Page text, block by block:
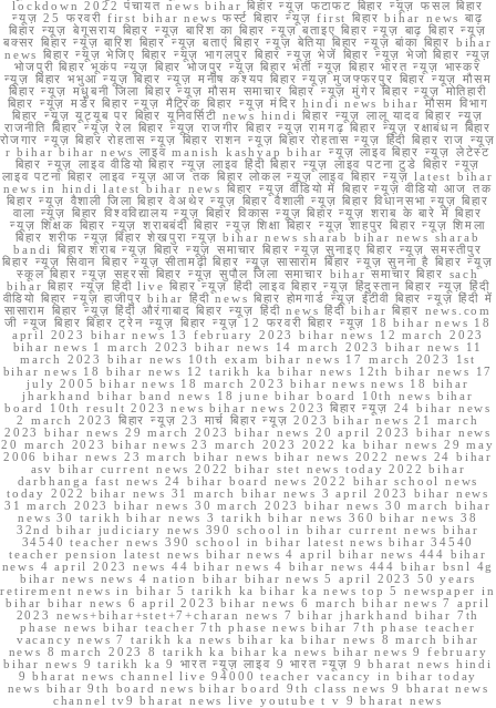
lockdown 2022 पंचायत news bihar बिहार न्यूज़ फटाफट बिहार न्यूज़ फसल बिहार
न्यूज़ 25 फरवरी first bihar news फर्स्ट बिहार न्यूज़ first बिहार bihar news बाढ़
बिहार न्यूज़ बेगूसराय बिहार न्यूज़ बारिश का बिहार न्यूज़ बताइए बिहार न्यूज़ बाढ़ बिहार न्यूज़
बक्सर बिहार न्यूज़ बारिश बिहार न्यूज़ बताएं बिहार न्यूज़ बेतिया बिहार न्यूज़ बांका बिहार bihar
news बिहार न्यूज़ भेजिए बिहार न्यूज़ भागलपुर बिहार न्यूज़ भेजें बिहार न्यूज़ भेजो बिहार न्यूज़
भोजपुरी बिहार भूकंप न्यूज़ बिहार भोजपुर न्यूज़ बिहार भर्ती न्यूज़ बिहार भारत न्यूज़ भास्कर
न्यूज़ बिहार भभुआ न्यूज़ बिहार न्यूज़ मनीष कश्यप बिहार न्यूज़ मुजफ्फरपुर बिहार न्यूज़ मौसम
बिहार न्यूज़ मधुबनी जिला बिहार न्यूज़ मौसम समाचार बिहार न्यूज़ मुंगेर बिहार न्यूज़ मोतिहारी
बिहार न्यूज़ मर्डर बिहार न्यूज़ मैट्रिक बिहार न्यूज़ मंदिर hindi news bihar मौसम विभाग
बिहार न्यूज़ यूट्यूब पर बिहार यूनिवर्सिटी news hindi बिहार न्यूज़ लालू यादव बिहार न्यूज़
राजनीति बिहार न्यूज़ रेल बिहार न्यूज़ राजगीर बिहार न्यूज़ रामगढ़ बिहार न्यूज़ रक्षाबंधन बिहार
रोजगार न्यूज़ बिहार रोहतास न्यूज़ बिहार राशन न्यूज़ बिहार रोहतास न्यूज़ हिंदी बिहार राज न्यूज़
r bihar bihar news लाइव manish kashyap bihar न्यूज़ लाइव बिहार न्यूज़ लेटेस्ट
बिहार न्यूज़ लाइव वीडियो बिहार न्यूज़ लाइव हिंदी बिहार न्यूज़ लाइव पटना टुडे बिहार न्यूज़
लाइव पटना बिहार लाइव न्यूज़ आज तक बिहार लोकल न्यूज़ लाइव बिहार न्यूज़ latest bihar
news in hindi latest bihar news बिहार न्यूज़ वीडियो में बिहार न्यूज़ वीडियो आज तक
बिहार न्यूज़ वैशाली जिला बिहार वेअथेर न्यूज़ बिहार वैशाली न्यूज़ बिहार विधानसभा न्यूज़ बिहार
वाला न्यूज़ बिहार विश्वविद्यालय न्यूज़ बिहार विकास न्यूज़ बिहार न्यूज़ शराब के बारे में बिहार
न्यूज़ शिक्षक बिहार न्यूज़ शराबबंदी बिहार न्यूज़ शिक्षा बिहार न्यूज़ शाहपुर बिहार न्यूज़ शिमला
बिहार शरीफ न्यूज़ बिहार शेखपुरा न्यूज़ bihar news sharab bihar news sharab
bandi बिहार शराब न्यूज़ बिहार न्यूज़ समाचार बिहार न्यूज़ सुनाइए बिहार न्यूज़ समस्तीपुर
बिहार न्यूज़ सिवान बिहार न्यूज़ सीतामढ़ी बिहार न्यूज़ सासाराम बिहार न्यूज़ सुनना है बिहार न्यूज़
स्कूल बिहार न्यूज़ सहरसा बिहार न्यूज़ सुपौल जिला समाचार bihar समाचार बिहार sach
bihar बिहार न्यूज़ हिंदी live बिहार न्यूज़ हिंदी लाइव बिहार न्यूज़ हिंदुस्तान बिहार न्यूज़ हिंदी
वीडियो बिहार न्यूज़ हाजीपुर bihar हिंदी news बिहार होमगार्ड न्यूज़ ईटीवी बिहार न्यूज़ हिंदी में
सासाराम बिहार न्यूज़ हिंदी औरंगाबाद बिहार न्यूज़ हिंदी news हिंदी bihar बिहार news.com
जी न्यूज बिहार बिहार ट्रेन न्यूज़ बिहार न्यूज़ 12 फरवरी बिहार न्यूज़ 18 bihar news 18
april 2023 bihar news 13 february 2023 bihar news 12 march 2023
bihar news 1 march 2023 bihar news 14 march 2023 bihar news 11
march 2023 bihar news 10th exam bihar news 17 march 2023 1st
bihar news 18 bihar news 12 tarikh ka bihar news 12th bihar news 17
july 2005 bihar news 18 march 2023 bihar news news 18 bihar
jharkhand bihar band news 18 june bihar board 10th news bihar
board 10th result 2023 news bihar news 2023 बिहार न्यूज़ 24 bihar news
2 march 2023 बिहार न्यूज़ 23 मार्च बिहार न्यूज़ 2023 bihar news 21 march
2023 bihar news 29 march 2023 bihar news 20 april 2023 bihar news
20 march 2023 bihar news 23 march 2023 2022 ka bihar news 29 may
2006 bihar news 23 march bihar news bihar news 2022 news 24 bihar
asv bihar current news 2022 bihar stet news today 2022 bihar
darbhanga fast news 24 bihar board news 2022 bihar school news
today 2022 bihar news 31 march bihar news 3 april 2023 bihar news
31 march 2023 bihar news 30 march 2023 bihar news 30 march bihar
news 30 tarikh bihar news 3 tarikh bihar news 360 bihar news 38
32nd bihar judiciary news 390 school in bihar current news bihar
34540 teacher news 390 school in bihar latest news bihar 34540
teacher pension latest news bihar news 4 april bihar news 444 bihar
news 4 april 2023 news 44 bihar news 4 bihar news 444 bihar bsnl 4g
bihar news news 4 nation bihar bihar news 5 april 2023 50 years
retirement news in bihar 5 tarikh ka bihar ka news top 5 newspaper in
bihar bihar news 6 april 2023 bihar news 6 march bihar news 7 april
2023 news+bihar+stet+7+charan news 7 bihar jharkhand bihar 7th
phase news bihar teacher 7th phase news bihar 7th phase teacher
vacancy news 7 tarikh ka news bihar ka bihar news 8 march bihar
news 8 march 2023 8 tarikh ka bihar ka news bihar news 9 february
bihar news 9 tarikh ka 9 भारत न्यूज़ लाइव 9 भारत न्यूज़ 9 bharat news hindi
9 bharat news channel live 94000 teacher vacancy in bihar today
news bihar 9th board news bihar board 9th class news 9 bharat news
channel tv9 bharat news live youtube t v 9 bharat news